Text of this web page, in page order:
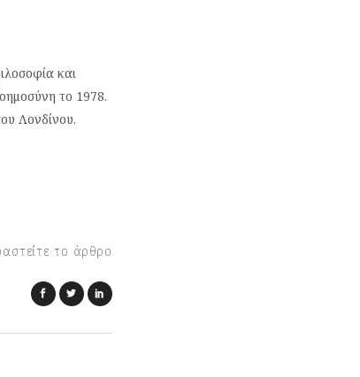
και
το 1978.
Λονδίνου.
το άρθρο